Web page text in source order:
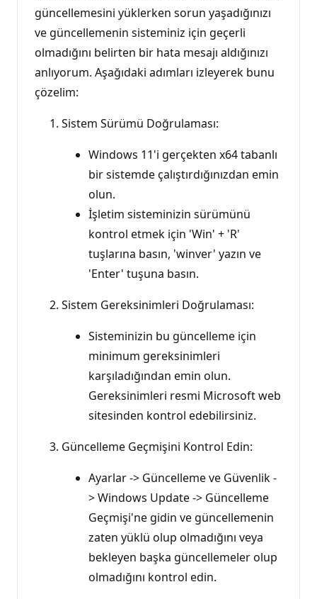
güncellemesini yüklerken sorun yaşadığınızı
ve güncellemenin sisteminiz için geçerli
olmadığını belirten bir hata mesajı aldığınızı
anlıyorum. Aşağıdaki adımları izleyerek bunu
çözelim:
Sistem Sürümü Doğrulaması:
Windows 11'i gerçekten x64 tabanlı
bir sistemde çalıştırdığınızdan emin
olun.
İşletim sisteminizin sürümünü
kontrol etmek için 'Win' + 'R'
tuşlarına basın, 'winver' yazın ve
'Enter' tuşuna basın.
Sistem Gereksinimleri Doğrulaması:
Sisteminizin bu güncelleme için
minimum gereksinimleri
karşıladığından emin olun.
Gereksinimleri resmi Microsoft web
sitesinden kontrol edebilirsiniz.
Güncelleme Geçmişini Kontrol Edin:
Ayarlar -> Güncelleme ve Güvenlik -
> Windows Update -> Güncelleme
Geçmişi'ne gidin ve güncellemenin
zaten yüklü olup olmadığını veya
bekleyen başka güncellemeler olup
olmadığını kontrol edin.